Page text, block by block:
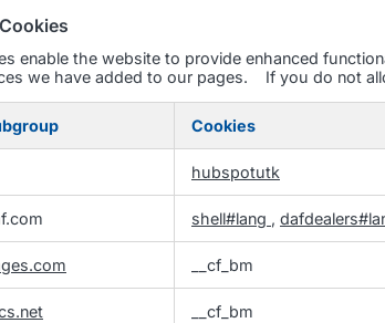
enable the website to provide enhanced
we have added to our pages. If you do not
Cookies
hubspotutk
shell#lang ,
__cf_bm
__cf_bm